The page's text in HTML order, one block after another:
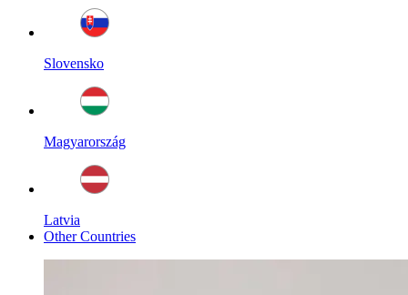
Slovensko
Magyarország
Latvia
Other Countries